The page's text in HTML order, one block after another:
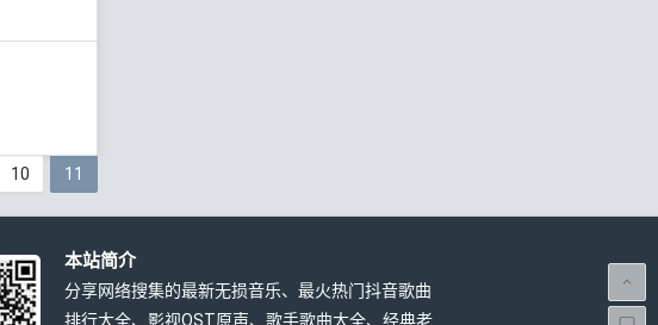
10 11
本站简介
分享网络搜集的最新无损音乐、最火热门抖音歌曲
排行大全、影视OST原声、歌手歌曲大全、经典老